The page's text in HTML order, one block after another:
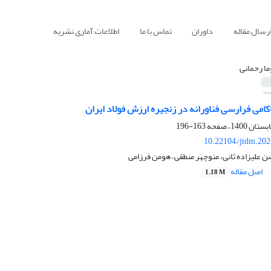
مقاله داوران تماس با ما اطلاعات آماری نشریه
رحمانی
فرارسی فناورانه در زنجیره ارزش فولاد ایران
163-196
10.22104/
علیزاده ثانی، منوچهر منطقی، هومن فرزامی
اصل مقاله 1.18 M